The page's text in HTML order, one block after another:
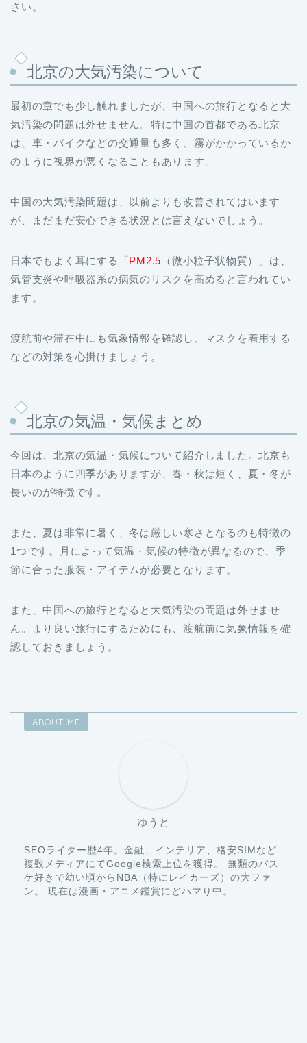
さい。
北京の大気汚染について
最初の章でも少し触れましたが、中国への旅行となると大
気汚染の問題は外せません。特に中国の首都である北京
は、車・バイクなどの交通量も多く、霧がかかっているか
のように視界が悪くなることもあります。
中国の大気汚染問題は、以前よりも改善されてはいます
が、まだまだ安心できる状況とは言えないでしょう。
日本でもよく耳にする「PM2.5 （微小粒子状物質）」は、
気管支炎や呼吸器系の病気のリスクを高めると言われてい
ます。
渡航前や滞在中にも気象情報を確認し、マスクを着用する
などの対策を心掛けましょう。
北京の気温・気候まとめ
今回は、北京の気温・気候について紹介しました。北京も
日本のように四季がありますが、春・秋は短く、夏・冬が
長いのが特徴です。
また、夏は非常に暑く、冬は厳しい寒さとなるのも特徴の
1つです。月によって気温・気候の特徴が異なるので、季
節に合った服装・アイテムが必要となります。
また、中国への旅行となると大気汚染の問題は外せませ
ん。より良い旅行にするためにも、渡航前に気象情報を確
認しておきましょう。
ABOUT ME
ゆうと
SEOライター歴4年。金融、インテリア、格安SIMなど
複数メディアにてGoogle検索上位を獲得。 無類のバス
ケ好きで幼い頃からNBA（特にレイカーズ）の大ファ
ン。 現在は漫画・アニメ鑑賞にどハマり中。